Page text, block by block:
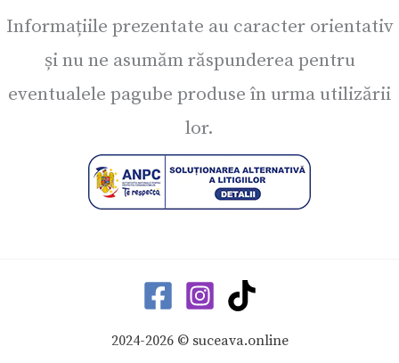
Informațiile prezentate au caracter orientativ
și nu ne asumăm răspunderea pentru
eventualele pagube produse în urma utilizării
lor.
2024-2026 © suceava.online